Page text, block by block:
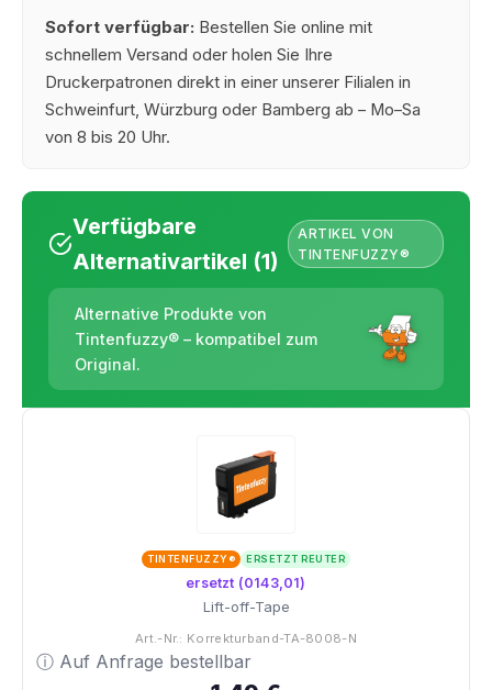
Sofort verfügbar: Bestellen Sie online mit
schnellem Versand oder holen Sie Ihre
Druckerpatronen direkt in einer unserer Filialen in
Schweinfurt, Würzburg oder Bamberg ab – Mo–Sa
von 8 bis 20 Uhr.
Verfügbare
Alternativartikel (1)
ARTIKEL VON
TINTENFUZZY®
Alternative Produkte von
Tintenfuzzy® – kompatibel zum
Original.
TINTENFUZZY® ERSETZT REUTER
ersetzt (0143,01)
Lift-off-Tape
Art.-Nr.: Korrekturband-TA-8008-N
ⓘ Auf Anfrage bestellbar